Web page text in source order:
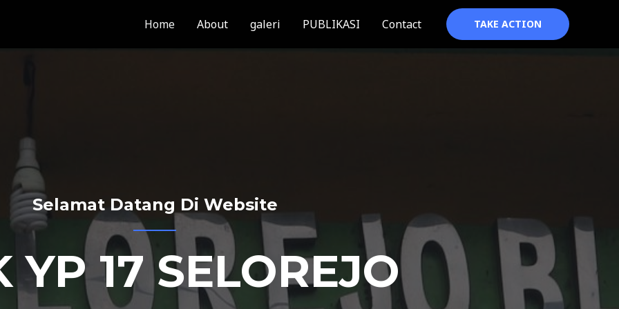
Home About galeri PUBLIKASI Contact TAKE ACTION
Selamat Datang Di Website
YP 17 SELOREJO